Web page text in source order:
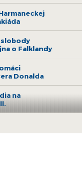
slobody
o Falklandy
Donalda
na
na MS v